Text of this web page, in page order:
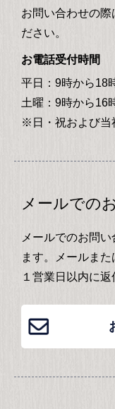
お問い合わせの際
ださい。
お電話受付時間
平日：9時から18
土曜：9時から16
※日・祝および当
メールでの
メールでのお問
ます。メールま
１営業日以内に返